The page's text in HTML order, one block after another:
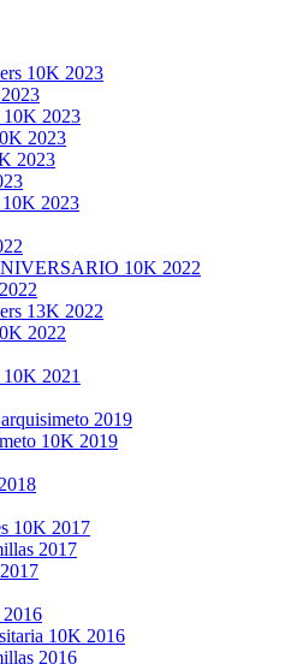
de eventos
10K 2023
10K 2023
2023
2023
10K 2023
10K 2022
13K 2022
2022
2021
2019
10K 2019
10K 2017
2017
10K 2016
2016